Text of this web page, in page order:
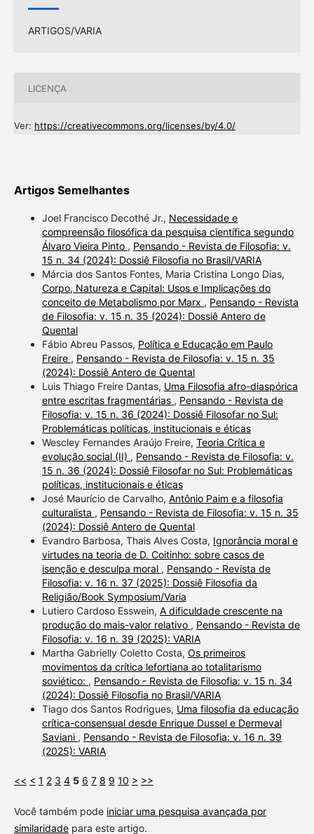
ARTIGOS/VARIA
LICENÇA
Ver: https://creativecommons.org/licenses/by/4.0/
Artigos Semelhantes
Joel Francisco Decothé Jr., Necessidade e
compreensão filosófica da pesquisa científica segundo
Álvaro Vieira Pinto , Pensando - Revista de Filosofia: v.
15 n. 34 (2024): Dossiê Filosofia no Brasil/VARIA
Márcia dos Santos Fontes, Maria Cristina Longo Dias,
Corpo, Natureza e Capital: Usos e Implicações do
conceito de Metabolismo por Marx , Pensando - Revista
de Filosofia: v. 15 n. 35 (2024): Dossiê Antero de
Quental
Fábio Abreu Passos, Política e Educação em Paulo
Freire , Pensando - Revista de Filosofia: v. 15 n. 35
(2024): Dossiê Antero de Quental
Luis Thiago Freire Dantas, Uma Filosofia afro-diaspórica
entre escritas fragmentárias , Pensando - Revista de
Filosofia: v. 15 n. 36 (2024): Dossiê Filosofar no Sul:
Problemáticas políticas, institucionais e éticas
Wescley Fernandes Araújo Freire, Teoria Crítica e
evolução social (II) , Pensando - Revista de Filosofia: v.
15 n. 36 (2024): Dossiê Filosofar no Sul: Problemáticas
políticas, institucionais e éticas
José Maurício de Carvalho, Antônio Paim e a filosofia
culturalista , Pensando - Revista de Filosofia: v. 15 n. 35
(2024): Dossiê Antero de Quental
Evandro Barbosa, Thais Alves Costa, Ignorância moral e
virtudes na teoria de D. Coitinho: sobre casos de
isenção e desculpa moral , Pensando - Revista de
Filosofia: v. 16 n. 37 (2025): Dossiê Filosofia da
Religião/Book Symposium/Varia
Lutiero Cardoso Esswein, A dificuldade crescente na
produção do mais-valor relativo , Pensando - Revista de
Filosofia: v. 16 n. 39 (2025): VARIA
Martha Gabrielly Coletto Costa, Os primeiros
movimentos da crítica lefortiana ao totalitarismo
soviético: , Pensando - Revista de Filosofia: v. 15 n. 34
(2024): Dossiê Filosofia no Brasil/VARIA
Tiago dos Santos Rodrigues, Uma filosofia da educação
crítica-consensual desde Enrique Dussel e Dermeval
Saviani , Pensando - Revista de Filosofia: v. 16 n. 39
(2025): VARIA
<< < 1 2 3 4 5 6 7 8 9 10 > >>
Você também pode iniciar uma pesquisa avançada por
similaridadepara este artigo.